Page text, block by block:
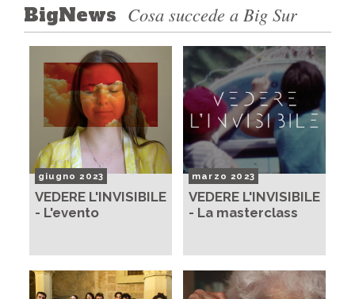
BigNews Cosa succede a Big Sur
giugno 2023
VEDERE L'INVISIBILE
- L'evento
marzo 2023
VEDERE L'INVISIBILE
- La masterclass